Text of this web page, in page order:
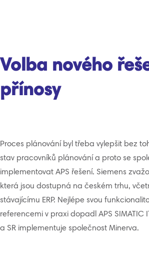
Volba nového
přínosy
Proces plánování byl třeba vylepšit bez
stav pracovníků plánování a proto se
implementovat APS řešení. Siemens
která jsou dostupná na českém trhu,
stávajícímu ERP. Nejlépe svou
referencemi v praxi dopadl APS SIMATIC
a SR implementuje společnost Minerva.